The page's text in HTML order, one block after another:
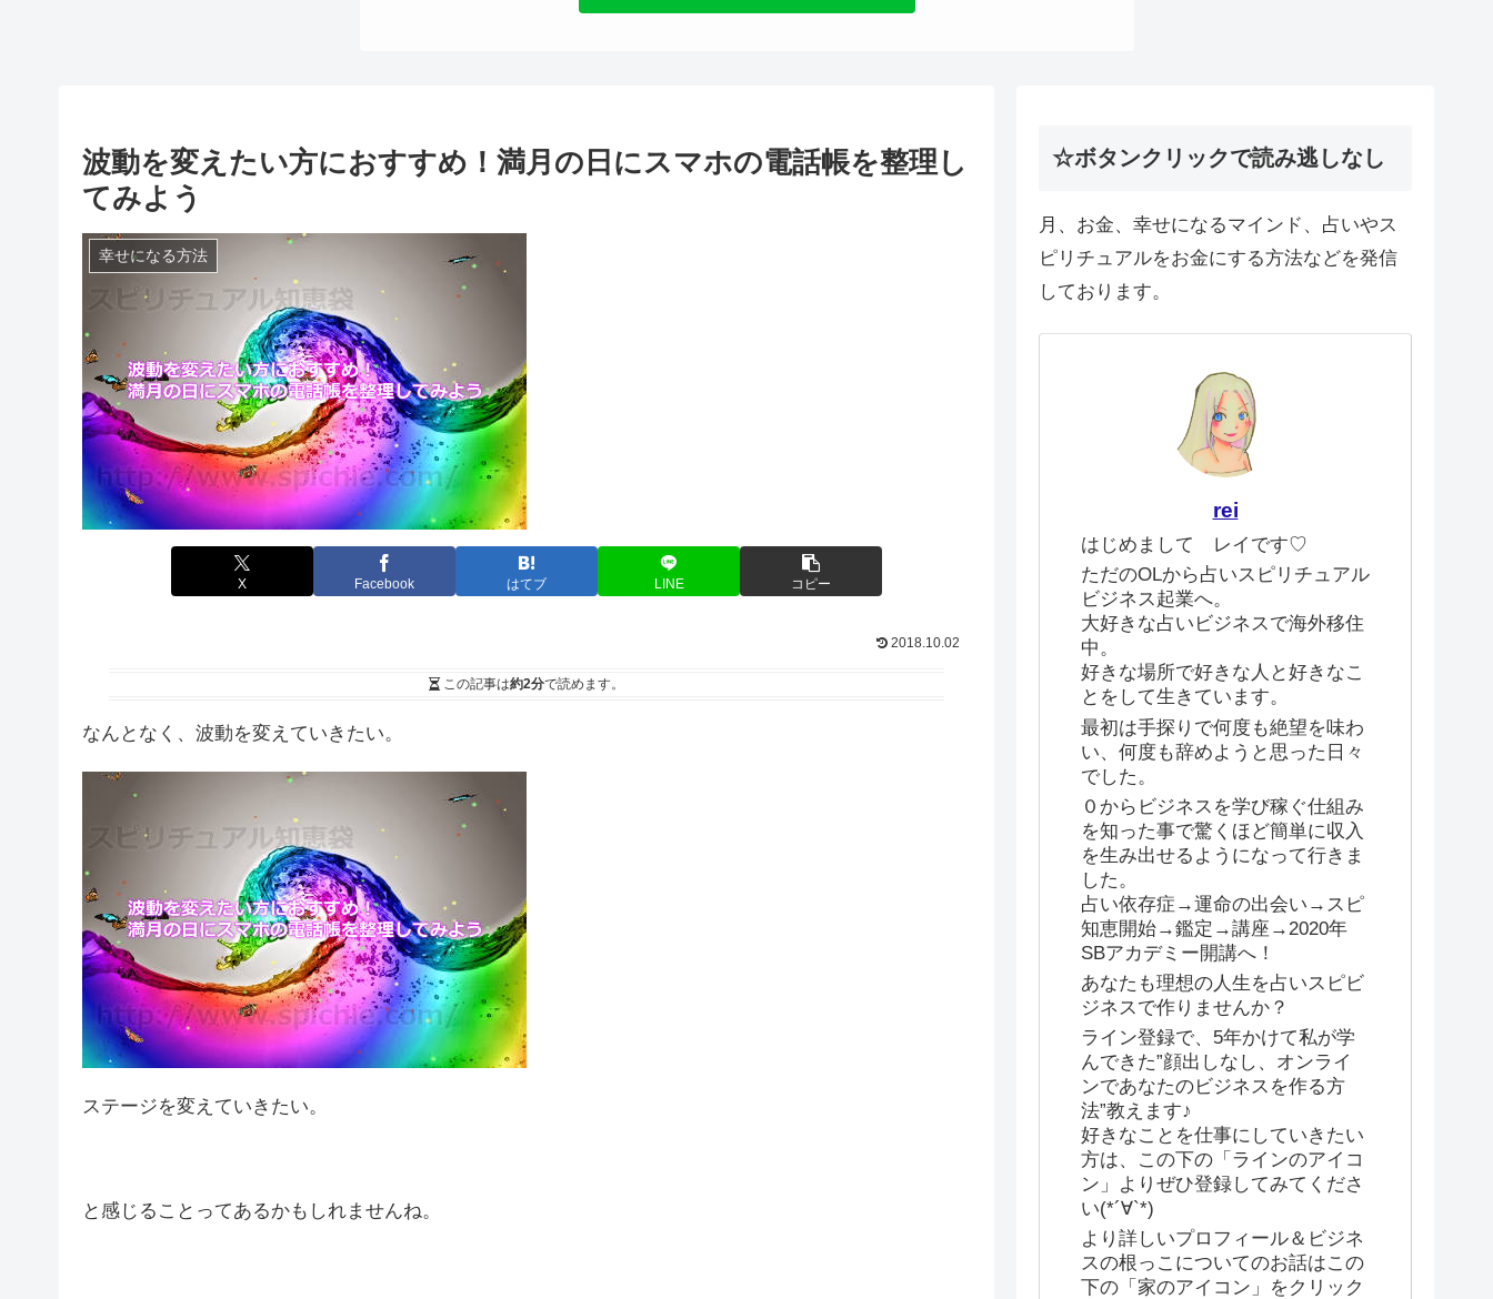
波動を変えたい方におすすめ！満月の日にスマホの電話帳を整理し
てみよう
幸せになる方法
X Facebook はてブ LINE コピー
2018.10.02
この記事は約2分で読めます。
なんとなく、波動を変えていきたい。
ステージを変えていきたい。
と感じることってあるかもしれませんね。
☆ボタンクリックで読み逃しなし
月、お金、幸せになるマインド、占いやス
ピリチュアルをお金にする方法などを発信
しております。
rei
はじめまして レイです♡
ただのOLから占いスピリチュアル
ビジネス起業へ。
大好きな占いビジネスで海外移住
中。
好きな場所で好きな人と好きなこ
とをして生きています。
最初は手探りで何度も絶望を味わ
い、何度も辞めようと思った日々
でした。
０からビジネスを学び稼ぐ仕組み
を知った事で驚くほど簡単に収入
を生み出せるようになって行きま
した。
占い依存症→運命の出会い→スピ
知恵開始→鑑定→講座→2020年
SBアカデミー開講へ！
あなたも理想の人生を占いスピビ
ジネスで作りませんか？
ライン登録で、5年かけて私が学
んできた”顔出しなし、オンライ
ンであなたのビジネスを作る方
法”教えます♪
好きなことを仕事にしていきたい
方は、この下の「ラインのアイコ
ン」よりぜひ登録してみてくださ
い(*´∀`*)
より詳しいプロフィール＆ビジネ
スの根っこについてのお話はこの
下の「家のアイコン」をクリック